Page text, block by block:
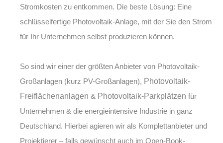
Stromkosten zu entkommen. Die beste Lösung: Eine
schlüsselfertige Photovoltaik-Anlage, mit der Sie den Strom
für Ihr Unternehmen selbst produzieren können.
So sind wir einer der größten Anbieter von Photovoltaik-
Großanlagen (kurz PV-Großanlagen), Photovoltaik-
Freiflächenanlagen & Photovoltaik-Parkplätzen für
Unternehmen & die energieintensive Industrie in ganz
Deutschland. Hierbei agieren wir als Komplettanbieter und
Projektierer – falls gewünscht auch im Open-Book-